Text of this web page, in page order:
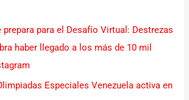
prepara para el Desafío Virtual: Destrezas
haber llegado a los más de 10 mil
Especiales Venezuela activa en